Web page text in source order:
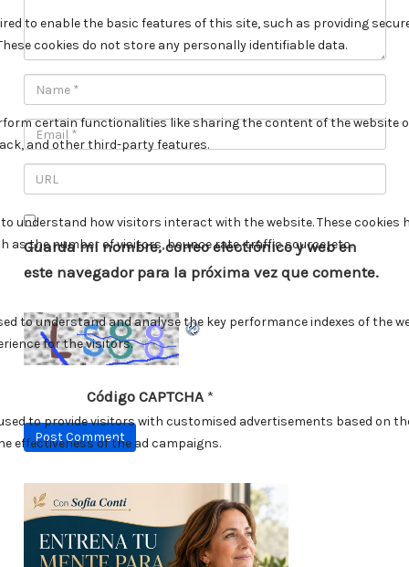
Guarda mi nombre, correo electrónico y web en
este navegador para la próxima vez que comente.
Código CAPTCHA*